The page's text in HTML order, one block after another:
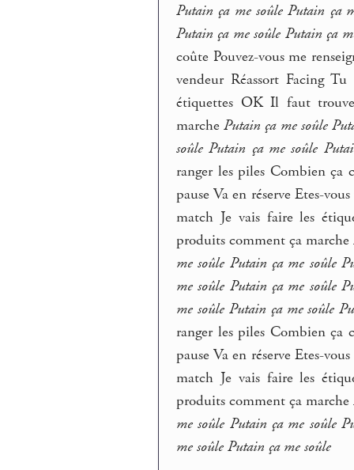
Putain ça me soûle Putain ça
Putain ça me soûle Putain ça
coûte Pouvez-vous me
vendeur Réassort Facing
étiquettes OK Il faut
marchePutain ça me soûle
soûle Putain ça me soûle
ranger les piles Combien ça
pause Va en réserve Etes-
match Je vais faire les
produits comment ça marche
me soûle Putain ça me soûle
me soûle Putain ça me soûle
me soûle Putain ça me soûle
ranger les piles Combien ça
pause Va en réserve Etes-
match Je vais faire les
produits comment ça marche
me soûle Putain ça me soûle
me soûle Putain ça me soûle